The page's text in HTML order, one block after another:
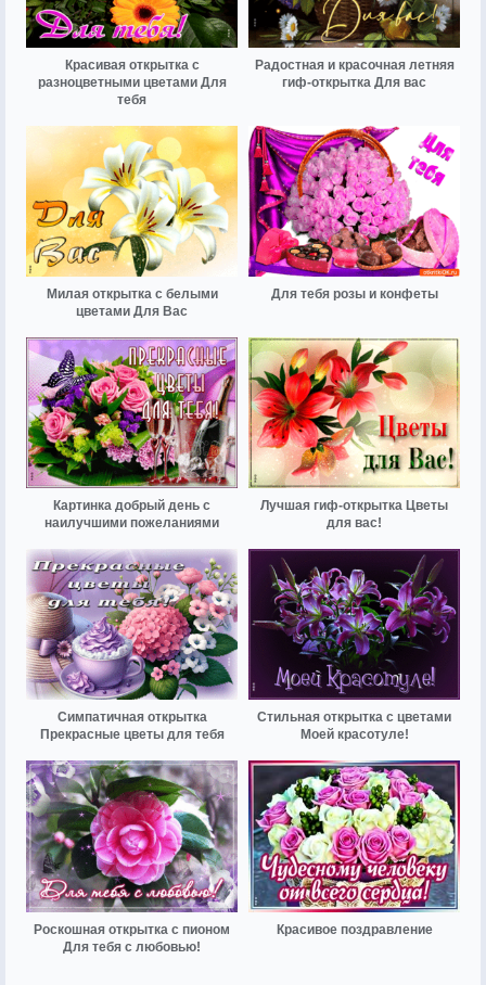
Красивая открытка с
разноцветными цветами Для
тебя
Радостная и красочная летняя
гиф-открытка Для вас
Милая открытка с белыми
цветами Для Вас
Для тебя розы и конфеты
Картинка добрый день с
наилучшими пожеланиями
Лучшая гиф-открытка Цветы
для вас!
Симпатичная открытка
Прекрасные цветы для тебя
Стильная открытка с цветами
Моей красотуле!
Роскошная открытка с пионом
Для тебя с любовью!
Красивое поздравление